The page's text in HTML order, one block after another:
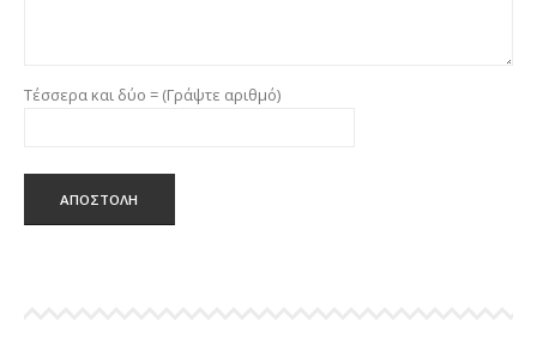
Τέσσερα και δύο = (Γράψτε αριθμό)
ΑΠΟΣΤΟΛΗ